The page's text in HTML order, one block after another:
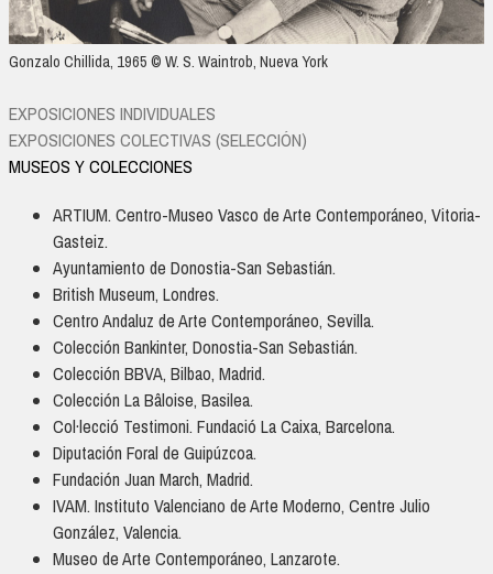
Gonzalo Chillida, 1965 © W. S. Waintrob, Nueva York
EXPOSICIONES INDIVIDUALES
EXPOSICIONES COLECTIVAS (SELECCIÓN)
MUSEOS Y COLECCIONES
ARTIUM. Centro-Museo Vasco de Arte Contemporáneo, Vitoria-
Gasteiz.
Ayuntamiento de Donostia-San Sebastián.
British Museum, Londres.
Centro Andaluz de Arte Contemporáneo, Sevilla.
Colección Bankinter, Donostia-San Sebastián.
Colección BBVA, Bilbao, Madrid.
Colección La Bâloise, Basilea.
Col·lecció Testimoni. Fundació La Caixa, Barcelona.
Diputación Foral de Guipúzcoa.
Fundación Juan March, Madrid.
IVAM. Instituto Valenciano de Arte Moderno, Centre Julio
González, Valencia.
Museo de Arte Contemporáneo, Lanzarote.